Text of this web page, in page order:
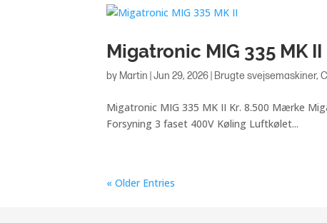
Migatronic MIG 335 MK II
by Martin |Jun 29, 2026 Brugte svejsemaskiner,
Migatronic MIG 335 MK II Kr. 8.500 Mærke
Forsyning 3 faset 400V Køling Luftkølet...
« Older Entries